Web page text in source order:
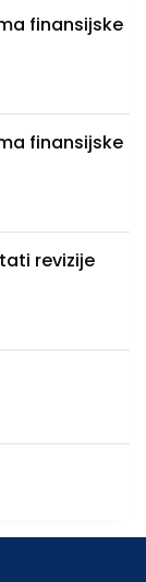
finansijske
finansijske
revizije